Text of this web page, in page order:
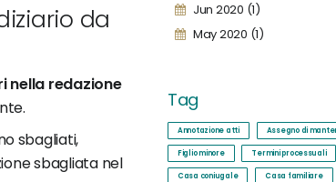
da
nella redazione
sbagliati,
sbagliata nel
Jun 2020 (1)
May 2020 (1)
Tag
Annotazione atti Assegno di
Figlio minore Termini processuali
Casa coniugale Casa familiare